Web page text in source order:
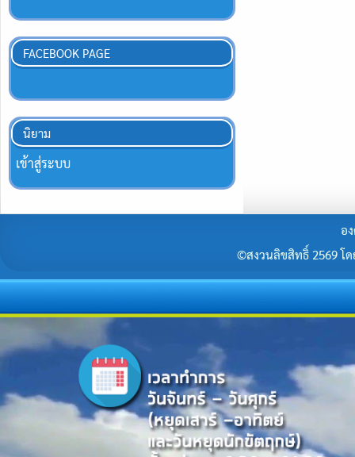
FACEBOOK PAGE
นิยาม
เข้าสู่ระบบ
อ
©สงวนลิขสิทธิ์ 2569 โ